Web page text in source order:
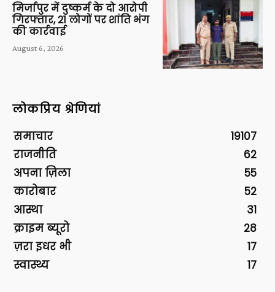
मिर्जापुर में दुष्कर्म के दो आरोपी
गिरफ्तार, 21 लोगों पर शांति भंग
की कार्रवाई
August 6, 2026
लोकप्रिय श्रेणियां
समाचार
19107
राजनीति
62
अपना ज़िला
55
कारोबार
52
आस्था
31
क्राइम ब्यूरो
28
ज़रा इधर भी
17
स्वास्थ्य
17